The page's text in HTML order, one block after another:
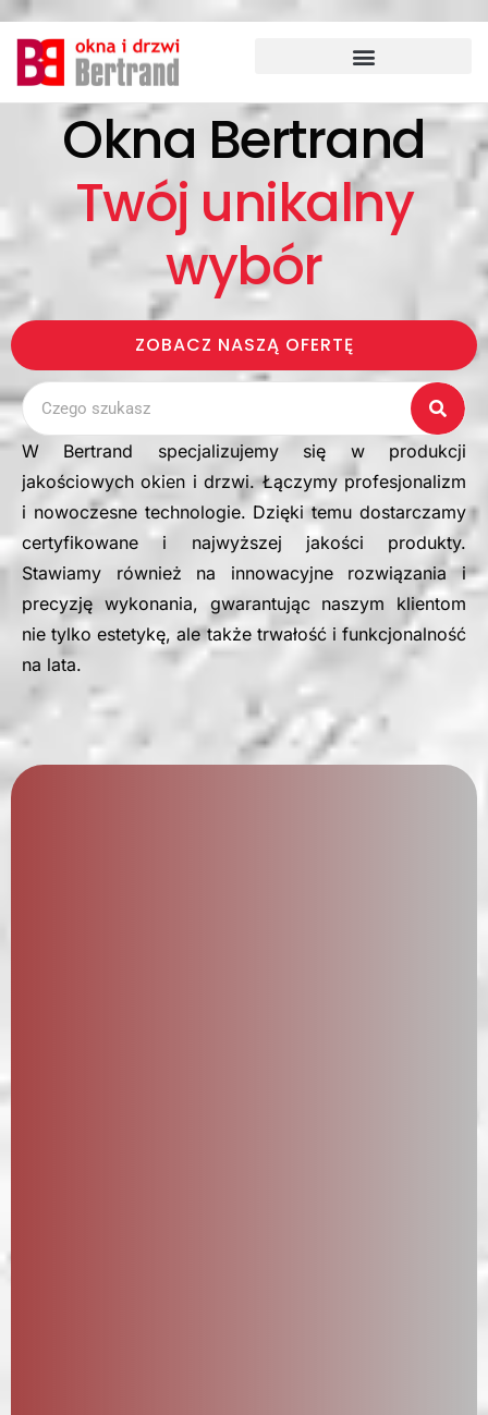
Przejdź
do
treści
Okna Bertrand
Twój unikalny
wybór
ZOBACZ NASZĄ OFERTĘ
Szukaj
W Bertrand specjalizujemy się w produkcji
jakościowych okien i drzwi. Łączymy profesjonalizm
i nowoczesne technologie. Dzięki temu dostarczamy
certyfikowane i najwyższej jakości produkty.
Stawiamy również na innowacyjne rozwiązania i
precyzję wykonania, gwarantując naszym klientom
nie tylko estetykę, ale także trwałość i funkcjonalność
na lata.